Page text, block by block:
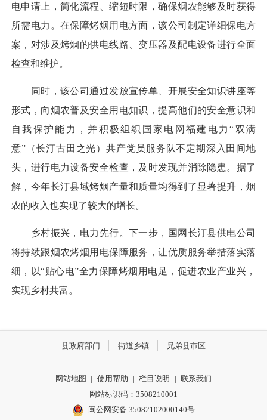
电申请上，简化流程、缩短时限，确保烟农能够及时获得
所需电力。在保障烤烟用电方面，该公司制定详细保电方
案，对涉及烤烟的供电线路、变压器及配电设备进行全面
检查和维护。
同时，该公司通过发放宣传单、开展安全知识讲座等
形式，向烟农普及安全用电知识，提高他们的安全意识和
自我保护能力，并积极组织国家电网福建电力“双满
意”（长汀古田之光）共产党员服务队不定期深入田间地
头，进行电力设备安全检查，及时发现并消除隐患。据了
解，今年长汀县域烤烟产量和质量均得到了显著提升，烟
农的收入也实现了较大的增长。
乡村振兴，电力先行。下一步，国网长汀县供电公司
将持续跟烟农烤烟用电保障服务，让优质服务举措落实落
细，以“贴心电”全力保障烤烟用电足，促进农业产业兴，
实现乡村共富。
县政府部门 街道乡镇 兄弟县市区
网站地图 | 使用帮助 | 栏目说明 | 联系我们
网站标识码：3508210001
闽公网安备 35082102000140号